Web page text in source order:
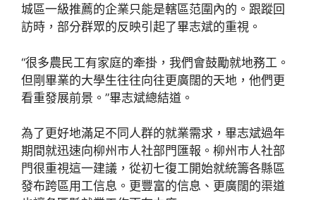
城區一級推薦的企業只能是轄區范圍內的。跟蹤回
訪時，部分群眾的反映引起了畢志斌的重視。
“很多農民工有家庭的牽掛，我們會鼓勵就地務工。
但剛畢業的大學生往往向往更廣闊的天地，他們更
看重發展前景。”畢志斌總結道。
為了更好地滿足不同人群的就業需求，畢志斌過年
期間就迅速向柳州市人社部門匯報。柳州市人社部
門很重視這一建議，從初七復工開始就統籌各縣區
發布跨區用工信息。更豐富的信息、更廣闊的渠道